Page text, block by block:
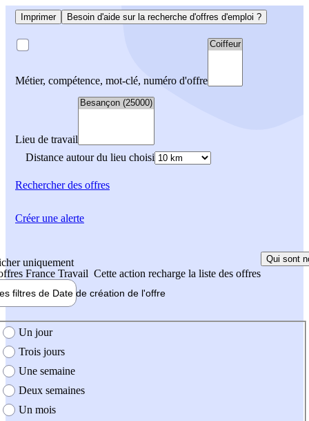
Imprimer Besoin d'aide sur la recherche d'offres d'emploi ?
Métier, compétence, mot-clé, numéro d'offre
Lieu de travail
Distance autour du lieu choisi
Rechercherdes offres
uniquement
France Travail Cette action recharge la liste des offres
Qui sont
filtres de Date de création de l'offre
création de l'offre
Un jour
Trois jours
Une semaine
Deux semaines
Un mois
Créer une alerte